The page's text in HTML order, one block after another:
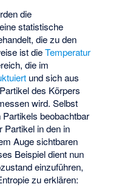
die
statistische
die zu den
ist dieTemperatur
die im
und sich aus
des Körpers
wird. Selbst
beobachtbar
Partikel in den in
Auge sichtbaren
Beispiel dient nun
einzuführen,
zu erklären: